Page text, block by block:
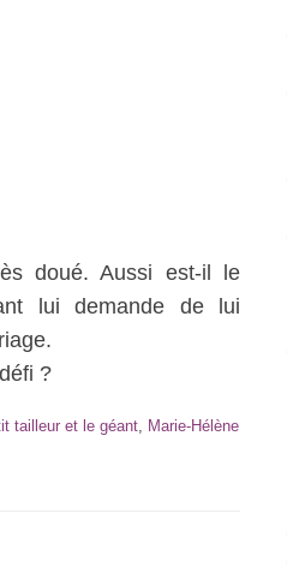
doué. Aussi est-il le
lui demande de lui
?
tailleur et le géant, Marie-Hélène